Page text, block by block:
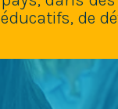
éducatifs, de